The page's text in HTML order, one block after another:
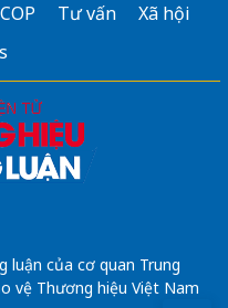
Tư vấn
Xã hội
luận của cơ quan Trung
vệ Thương hiệu Việt Nam